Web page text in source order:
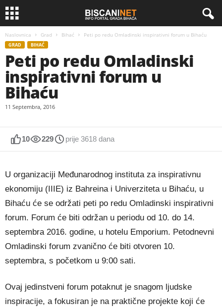
Naslovnica Grad Bihać Peti po redu Omladinski inspirativni forum u Bihaću
GRAD BIHAĆ
Peti po redu Omladinski
inspirativni forum u
Bihaću
11 Septembra, 2016
10 229 prije 3618 dana
U organizaciji Međunarodnog instituta za inspirativnu
ekonomiju (IIIE) iz Bahreina i Univerziteta u Bihaću, u
Bihaću će se održati peti po redu Omladinski inspirativni
forum. Forum će biti održan u periodu od 10. do 14.
septembra 2016. godine, u hotelu Emporium. Petodnevni
Omladinski forum zvanično će biti otvoren 10.
septembra, s početkom u 9:00 sati.
Ovaj jedinstveni forum potaknut je snagom ljudske
inspiracije, a fokusiran je na praktične projekte koji će